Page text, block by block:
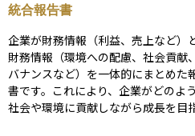
統合報告書
企業が財務情報（利益、売上など）
財務情報（環境への配慮、社会貢献
バナンスなど）を一体的にまとめた
書です。これにより、企業がどのよ
社会や環境に貢献しながら成長を目